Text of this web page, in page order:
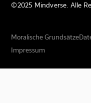
©2025 Mindverse. Alle
Moralische Grundsätze
Impressum